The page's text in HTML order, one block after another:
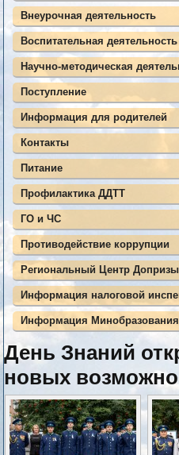
Внеурочная деятельность
Воспитательная деятельность
Научно-методическая
Поступление
Информация для родителей
Контакты
Питание
Профилактика ДДТТ
ГО и ЧС
Противодействие коррупции
Региональный Центр
Информация налоговой
Информация
День Знаний
новых